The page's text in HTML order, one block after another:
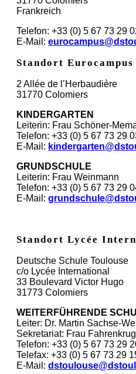
Frankreich
Telefon: +33 (0) 5 67 73 29
E-Mail:
Standort Eurocampus
2 Allée de l’Herbaudière
31770 Colomiers
KINDERGARTEN
Leiterin: Frau Schöner-
Telefon: +33 (0) 5 67 73 29
E-Mail:
GRUNDSCHULE
Leiterin: Frau Weinmann
Telefon: +33 (0) 5 67 73 29
E-Mail:
Standort Lycée
Deutsche Schule Toulouse
c/o Lycée International
33 Boulevard Victor Hugo
31773 Colomiers
WEITERFÜHRENDE
Leiter: Dr. Martin Sachse-
Sekretariat: Frau
Telefon: +33 (0) 5 67 73 29
Telefax: +33 (0) 5 67 73 29
E-Mail: